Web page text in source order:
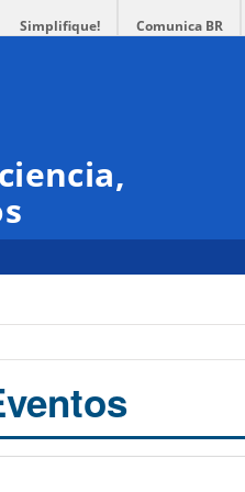
Simplifique! Comunica BR